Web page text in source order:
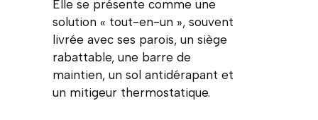
Elle se présente comme une
solution « tout-en-un », souvent
livrée avec ses parois, un siège
rabattable, une barre de
maintien, un sol antidérapant et
un mitigeur thermostatique.